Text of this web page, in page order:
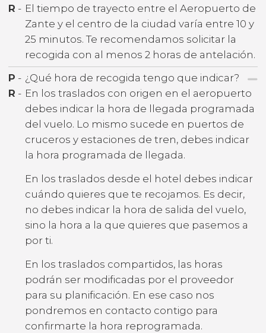
R - El tiempo de trayecto entre el Aeropuerto de
Zante y el centro de la ciudad varía entre 10 y
25 minutos. Te recomendamos solicitar la
recogida con al menos 2 horas de antelación.
P - ¿Qué hora de recogida tengo que indicar?
R - En los traslados con origen en el aeropuerto
debes indicar la hora de llegada programada
del vuelo. Lo mismo sucede en puertos de
cruceros y estaciones de tren, debes indicar
la hora programada de llegada.
En los traslados desde el hotel debes indicar
cuándo quieres que te recojamos. Es decir,
no debes indicar la hora de salida del vuelo,
sino la hora a la que quieres que pasemos a
por ti.
En los traslados compartidos, las horas
podrán ser modificadas por el proveedor
para su planificación. En ese caso nos
pondremos en contacto contigo para
confirmarte la hora reprogramada.